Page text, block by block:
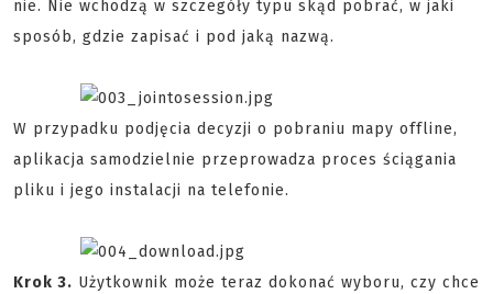
nie. Nie wchodzą w szczegóły typu skąd pobrać, w jaki
sposób, gdzie zapisać i pod jaką nazwą.
W przypadku podjęcia decyzji o pobraniu mapy offline,
aplikacja samodzielnie przeprowadza proces ściągania
pliku i jego instalacji na telefonie.
Krok 3. Użytkownik może teraz dokonać wyboru, czy chce